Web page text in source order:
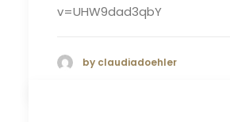
v=UHW9dad3qbY
by claudiadoehler